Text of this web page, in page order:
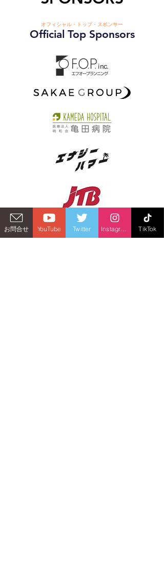
オフィシャル・トップ・スポンサー
Official Top Sponsors
お問合せ YouTube Twitter TikTok